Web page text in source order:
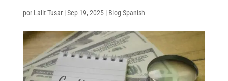
por Lalit Tusar|Sep 19, 2025| Blog Spanish